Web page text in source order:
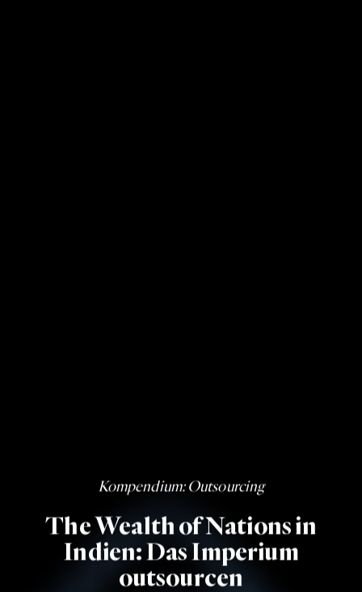
Kompendium: Outsourcing
The Wealth of Nations in
Indien: Das Imperium
outsourcen